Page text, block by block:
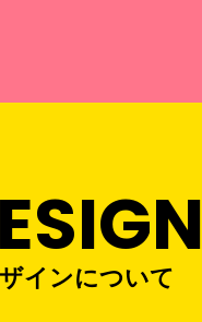
インについて